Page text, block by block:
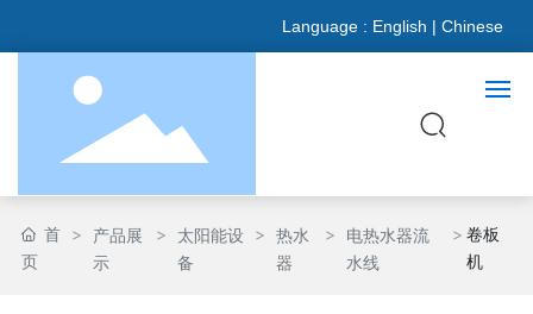
Language : English | Chinese
网站首页
首
页
产品展
示
太阳能设
备
热水
器
电热水器流
水线
卷板
机